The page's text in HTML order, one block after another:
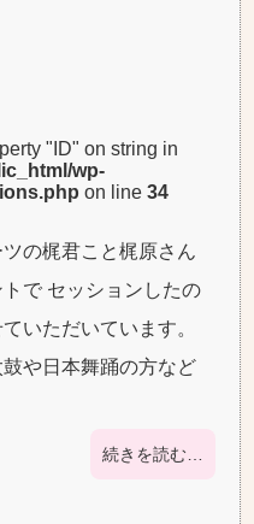
"ID" on string in
wp-
on line34
の梶君こと梶原さん
で セッションしたの
いただいています。
や日本舞踊の方など
続きを読む…